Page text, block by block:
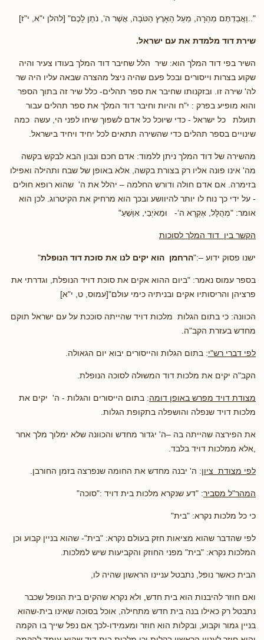
"..וַאֲבַדְתֶּם מְהֵרָה, מֵעַל הָאָרֶץ הַטֹּבָה, אֲשֶׁר ה’, נֹתֵן לָכֶם" [להלן י"א, י"ז]
שירת דוד מלמדת את עם ישראל.
השיר בפי דוד המלך הוא: שיר הלל שחיבר דוד המלך בעודו צעיר והיה
שקוע בצרות וייסורים ובכל פעם שהיה ניצל מהצרה שבאה עליו היה שר
לה' שירה זו. ובזקנותו שחיבר את ספר תהלים- כלל שיר זה בתוך הספר
והוא מופיע בפרק : י"ח והיות וחיבר דוד המלך את ספר תהלים עבור
תועלת כל ישראל - כדי שיוכל כל אדם לשפוך שיחו לפני הי, עשה כמה
שינויים בספר תהלים כדי שהשירה תתאים לכל יחיד ויחיד בישראל.
מהשירה של דוד המלך ניתן ללמוד: אדם חכם ונבון הבא לבקש בקשה
מה' אינו פונה אליו רק בצורת בקשה, אלא באופן של שבח ותהילה ואפילו
בזימרה. אם אדם חולה ודורש החלמה – יהלל את ה' שהוא רופא חולים
- על ידי כך נוח לו יותר להיוושע ובכך הוא מרחיק את הקיטרוג. לכן הוא
אומר: "מְהֻלָּל, אֶקְרָא ה’- וּמֵאֹיְבַי, אִוָּשֵׁעַ"
הקשר בין דוד המלך לסוכות
ישנו פסוק ידוע –:"הרחמן הוא יקים לנו את סוכת דוד הנופלת"
בספר עמוס נאמר: "ביום ההוא אקים את סוכת דויד הנופלת, וגדרתי את
פרציהן והריסותיו אקים ובניתיה כימי עולם"[עמוס, ט, י"א]
הכוונה: כי בתום הגלות מלכות דויד שהייתה סוככת על עם ישראל תוקם
מחדש בעזרת הקב"ה.
לפי דברי רש"י: בתום הגלות והייסורים יבוא יום הגאולה.
הקב"ה יקים את מלכות דוד המשולה לסוכה הנופלת.
מצודת דויד מפרש באופן דומה: בתום הייסורים והגלות - ה' יקים את
מלכות דויד שנפלה והושפלה בתקופת הגלות.
את הפירצה שהייתה בה –ה' יגדור מחדש והכוונה שלא ימלוך מלך אחר
,אלא ממלכות דויד בלבד.
לפי מצודת ציון: ה' יבנה מחדש את החומה שנפרצה בזמן החורבן.
המהר"ל מסביר: "דע שנקרא מלכות בית דויד :"סוכה"
כי כל מלכות נקרא: "בית"
לפי שהדבר שהוא מציאות חזק בעולם נקרא: "בית"- שהוא בניין קבוע וכן
המלכות נקרא: "בית" מפני החוזק והקביעות שיש למלכות.
הבית כאשר נופל, נתבטל עניינו הראשון שהיה לו,
ואם חוזר להיבנות הוא בית חדש, ולא נקרא שהקים בית הנופל שכבר
נתבטל רק כאילו בנה בית חדש מתחילה, אוכל בסוכה שאינו בית-שהוא
בניין גמור וקבוע, ובקלות הוא חוזר ומעמידו-לכך אם נפל שייך בו הקמה